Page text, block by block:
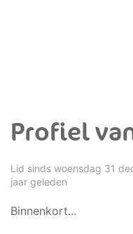
Profiel
Lid sinds woensdag 31
jaar geleden
Binnenkort...